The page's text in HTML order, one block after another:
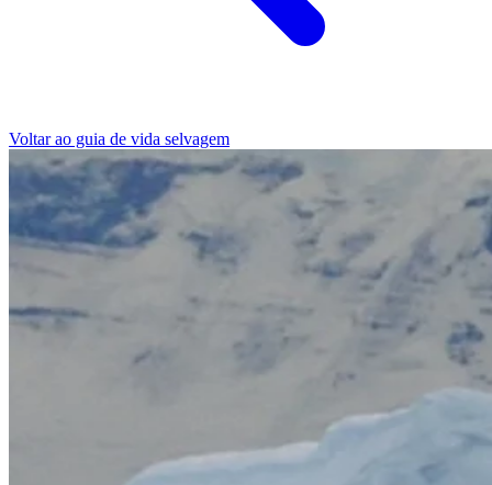
Voltar ao guia de vida selvagem